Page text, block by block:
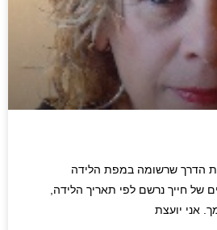
הדרך שרשומה במפת הלידה
של חייך נרשם לפי תאריך הלידה,
אני יועצת